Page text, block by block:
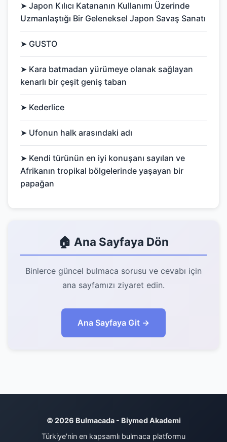
➤ Japon Kılıcı Katananın Kullanımı Üzerinde
Uzmanlaştığı Bir Geleneksel Japon Savaş Sanatı
➤ GUSTO
➤ Kara batmadan yürümeye olanak sağlayan
kenarlı bir çeşit geniş taban
➤ Kederlice
➤ Ufonun halk arasındaki adı
➤ Kendi türünün en iyi konuşanı sayılan ve
Afrikanın tropikal bölgelerinde yaşayan bir
papağan
🏠 Ana Sayfaya Dön
Binlerce güncel bulmaca sorusu ve cevabı için
ana sayfamızı ziyaret edin.
Ana Sayfaya Git →
© 2026 Bulmacada - Biymed Akademi
Türkiye'nin en kapsamlı bulmaca platformu